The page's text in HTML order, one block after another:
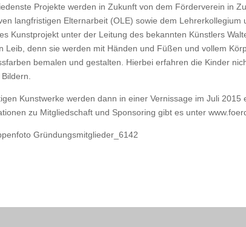
Projekte werden in Zukunft von dem Förderverein in
langfristigen Elternarbeit (OLE) sowie dem
Kunstprojekt unter der Leitung des bekannten Künstlers
Leib, denn sie werden mit Händen und Füßen und vollem
bemalen und gestalten. Hierbei erfahren die Kinder
Kunstwerke werden dann in einer Vernissage im Juli
zu Mitgliedschaft und Sponsoring gibt es unter